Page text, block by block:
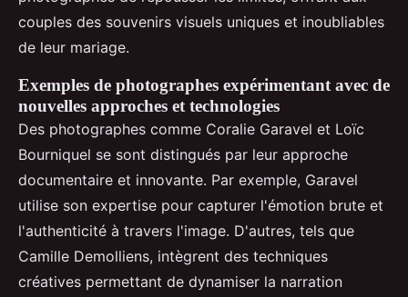
couples des souvenirs visuels uniques et inoubliables
de leur mariage.
Exemples de photographes expérimentant avec de
nouvelles approches et technologies
Des photographes comme Coralie Garavel et Loïc
Bourniquel se sont distingués par leur approche
documentaire et innovante. Par exemple, Garavel
utilise son expertise pour capturer l'émotion brute et
l'authenticité à travers l'image. D'autres, tels que
Camille Demolliens, intègrent des techniques
créatives permettant de dynamiser la narration